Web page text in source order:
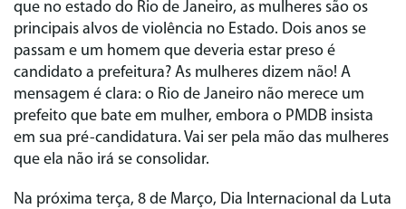
que no estado do Rio de Janeiro, as mulheres são os
principais alvos de violência no Estado. Dois anos se
passam e um homem que deveria estar preso é
candidato a prefeitura? As mulheres dizem não! A
mensagem é clara: o Rio de Janeiro não merece um
prefeito que bate em mulher, embora o PMDB insista
em sua pré-candidatura. Vai ser pela mão das mulheres
que ela não irá se consolidar.
Na próxima terça, 8 de Março, Dia Internacional da Luta